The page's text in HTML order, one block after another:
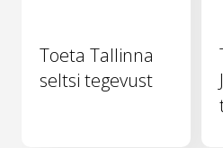
Toeta Tallinna
seltsi tegevust